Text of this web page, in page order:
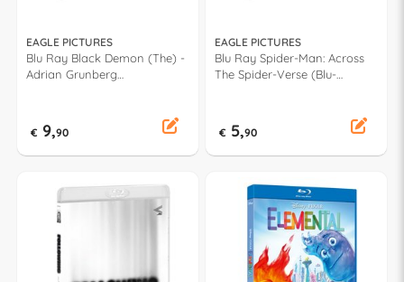
EAGLE PICTURES
Blu Ray Black Demon (The) -
Adrian Grunberg
€ 9,90
EAGLE PICTURES
Blu Ray Spider-Man: Across
The Spider-Verse (Blu-
K. Thompson 871380RVDO
€ 5,90